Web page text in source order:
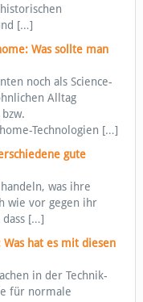
[…]
Was sollte man
noch als Science-
Alltag
Technologien […]
gute
was ihre
wie vor gegen ihr
[…]
Was hat es mit diesen
in der Technik-
für normale